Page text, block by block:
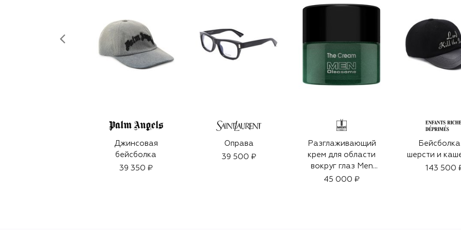
Джинсовая
бейсболка
39 350 ₽
Оправа
39 500 ₽
Разглаживающий
крем для области
вокруг глаз Men
Oleosome The Eye
45 000 ₽
шерсти и
143 500